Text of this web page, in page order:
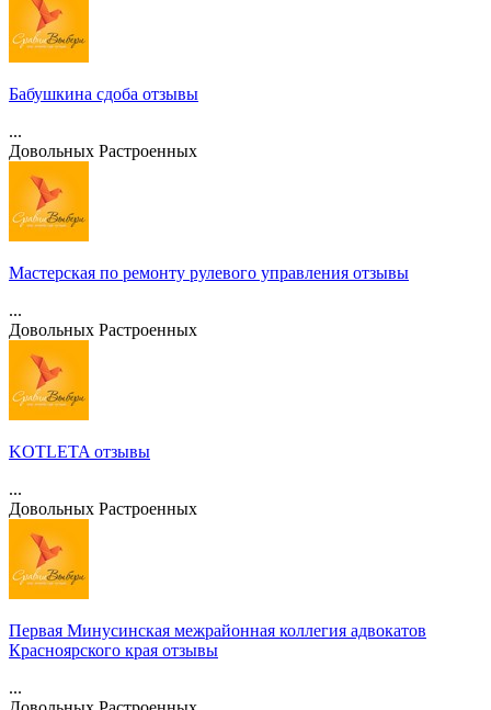
Бабушкина сдоба отзывы
...
Довольных Растроенных
Мастерская по ремонту рулевого управления отзывы
...
Довольных Растроенных
KOTLETA отзывы
...
Довольных Растроенных
Первая Минусинская межрайонная коллегия адвокатов
Красноярского края отзывы
...